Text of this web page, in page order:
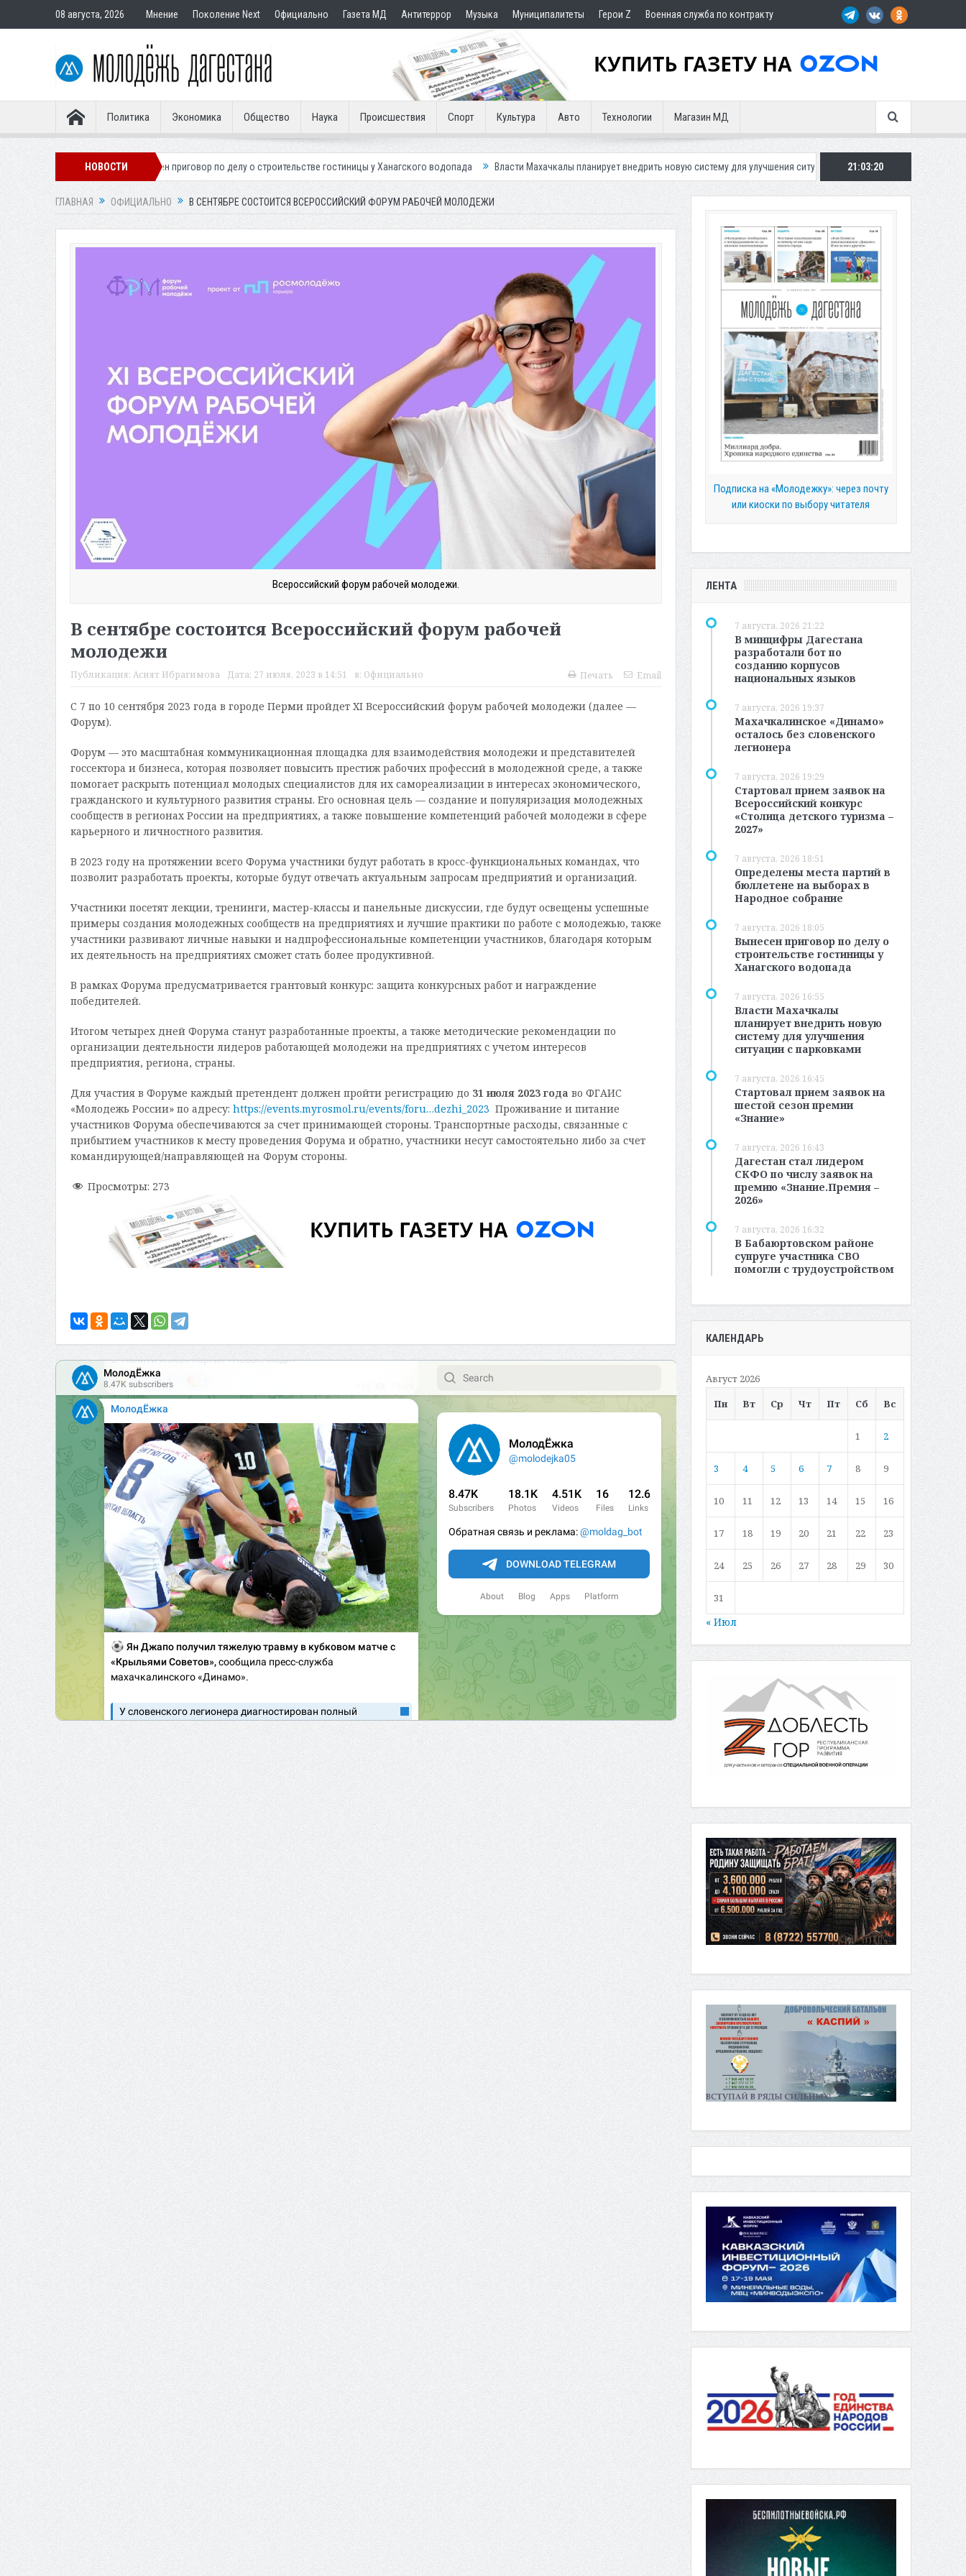
08 августа, 2026 Мнение Поколение Next Официально Газета МД Антитеррор Музыка Муниципалитеты Герои Z Военная служба по контракту
Политика Экономика Общество Наука Происшествия Спорт Культура Авто Технологии Магазин МД
НОВОСТИ
Вынесен приговор по делу о строительстве гостиницы у Ханагского водопада Власти Махачкалы планирует внедрить новую систему для улучшения ситуации с парковками Махачкалинское «Динамо»
21:03:22
ГЛАВНАЯ ОФИЦИАЛЬНО В СЕНТЯБРЕ СОСТОИТСЯ ВСЕРОССИЙСКИЙ ФОРУМ РАБОЧЕЙ МОЛОДЕЖИ
Всероссийский форум рабочей молодежи.
В сентябре состоится Всероссийский форум рабочей
молодежи
Публикация: Асият Ибрагимова Дата: 27 июля, 2023 в 14:51 в: Официально Печать Email
С 7 по 10 сентября 2023 года в городе Перми пройдет XI Всероссийский форум рабочей молодежи (далее —
Форум).
Форум — это масштабная коммуникационная площадка для взаимодействия молодежи и представителей
госсектора и бизнеса, которая позволяет повысить престиж рабочих профессий в молодежной среде, а также
помогает раскрыть потенциал молодых специалистов для их самореализации в интересах экономического,
гражданского и культурного развития страны. Его основная цель — создание и популяризация молодежных
сообществ в регионах России на предприятиях, а также повышение компетенций рабочей молодежи в сфере
карьерного и личностного развития.
В 2023 году на протяжении всего Форума участники будут работать в кросс-функциональных командах, что
позволит разработать проекты, которые будут отвечать актуальным запросам предприятий и организаций.
Участники посетят лекции, тренинги, мастер-классы и панельные дискуссии, где будут освещены успешные
примеры создания молодежных сообществ на предприятиях и лучшие практики по работе с молодежью, также
участники развивают личные навыки и надпрофессиональные компетенции участников, благодаря которым
их деятельность на предприятиях сможет стать более продуктивной.
В рамках Форума предусматривается грантовый конкурс: защита конкурсных работ и награждение
победителей.
Итогом четырех дней Форума станут разработанные проекты, а также методические рекомендации по
организации деятельности лидеров работающей молодежи на предприятиях с учетом интересов
предприятия, региона, страны.
Для участия в Форуме каждый претендент должен пройти регистрацию до 31 июля 2023 года во ФГАИС
«Молодежь России» по адресу: https://events.myrosmol.ru/events/foru…dezhi_2023 Проживание и питание
участников Форума обеспечиваются за счет принимающей стороны. Транспортные расходы, связанные с
прибытием участников к месту проведения Форума и обратно, участники несут самостоятельно либо за счет
командирующей/направляющей на Форум стороны.
Просмотры: 273
Подписка на «Молодежку»: через почту
или киоски по выбору читателя
ЛЕНТА
7 августа, 2026 21:22
В минцифры Дагестана
разработали бот по
созданию корпусов
национальных языков
7 августа, 2026 19:37
Махачкалинское «Динамо»
осталось без словенского
легионера
7 августа, 2026 19:29
Стартовал прием заявок на
Всероссийский конкурс
«Столица детского туризма –
2027»
7 августа, 2026 18:51
Определены места партий в
бюллетене на выборах в
Народное собрание
7 августа, 2026 18:05
Вынесен приговор по делу о
строительстве гостиницы у
Ханагского водопада
7 августа, 2026 16:55
Власти Махачкалы
планирует внедрить новую
систему для улучшения
ситуации с парковками
7 августа, 2026 16:45
Стартовал прием заявок на
шестой сезон премии
«Знание»
7 августа, 2026 16:43
Дагестан стал лидером
СКФО по числу заявок на
премию «Знание.Премия –
2026»
7 августа, 2026 16:32
В Бабаюртовском районе
супруге участника СВО
помогли с трудоустройством
КАЛЕНДАРЬ
Август 2026
Пн
Вт Ср Чт Пт Сб Вс
1 2
3 4 5 6 7 8 9
10 11 12 13 14 15 16
17 18 19 20 21 22 23
24 25 26 27 28 29 30
31
« Июл